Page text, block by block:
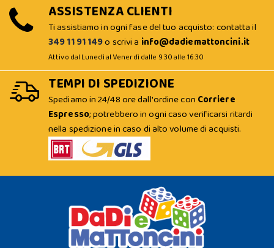
ASSISTENZA CLIENTI
Ti assistiamo in ogni fase del tuo acquisto: contatta il
349 11 91 149o scrivi a info@dadiemattoncini.it
Attivo dal Lunedì al Venerdì dalle 9:30 alle 16:30
TEMPI DI SPEDIZIONE
Spediamo in 24/48 ore dall'ordine con Corriere
Espresso; potrebbero in ogni caso verificarsi ritardi
nella spedizione in caso di alto volume di acquisti.